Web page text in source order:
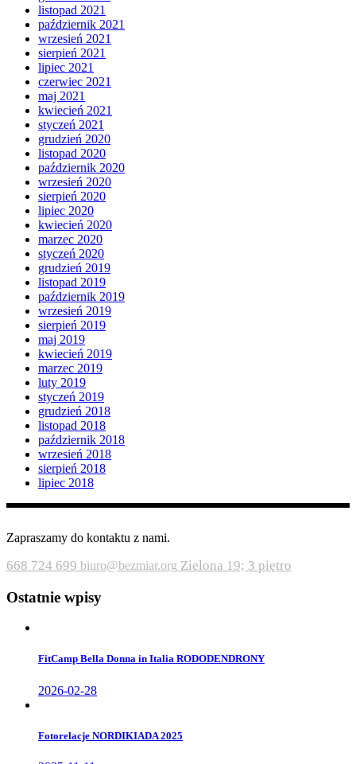
listopad 2021
październik 2021
wrzesień 2021
sierpień 2021
lipiec 2021
czerwiec 2021
maj 2021
kwiecień 2021
styczeń 2021
grudzień 2020
listopad 2020
październik 2020
wrzesień 2020
sierpień 2020
lipiec 2020
kwiecień 2020
marzec 2020
styczeń 2020
grudzień 2019
listopad 2019
październik 2019
wrzesień 2019
sierpień 2019
maj 2019
kwiecień 2019
marzec 2019
luty 2019
styczeń 2019
grudzień 2018
listopad 2018
październik 2018
wrzesień 2018
sierpień 2018
lipiec 2018
Zapraszamy do kontaktu z nami.
668 724 699 biuro@bezmiar.org Zielona 19; 3 piętro
Ostatnie wpisy
FitCamp Bella Donna in Italia RODODENDRONY
2026-02-28
Fotorelacje NORDIKIADA 2025